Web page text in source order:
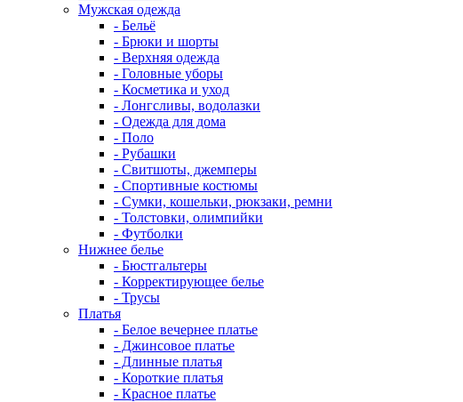
Мужская одежда
- Бельё
- Брюки и шорты
- Верхняя одежда
- Головные уборы
- Косметика и уход
- Лонгсливы, водолазки
- Одежда для дома
- Поло
- Рубашки
- Свитшоты, джемперы
- Спортивные костюмы
- Сумки, кошельки, рюкзаки, ремни
- Толстовки, олимпийки
- Футболки
Нижнее белье
- Бюстгальтеры
- Корректирующее белье
- Трусы
Платья
- Белое вечернее платье
- Джинсовое платье
- Длинные платья
- Короткие платья
- Красное платье